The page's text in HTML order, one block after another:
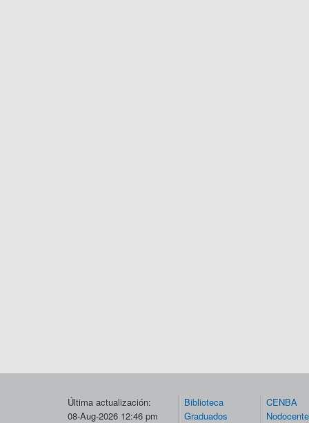
Última actualización:
08-Aug-2026 12:46 pm
Biblioteca
Graduados
CENBA